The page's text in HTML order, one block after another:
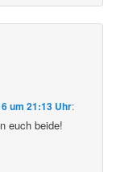
um 21:13 Uhr:
euch beide!